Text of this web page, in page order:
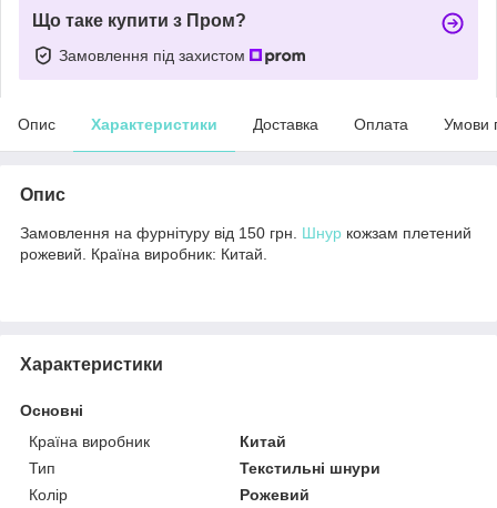
Що таке купити з Пром?
Замовлення під захистом
Опис Характеристики Доставка Оплата Умови
Опис
Замовлення на фурнітуру від 150 грн. Шнур кожзам плетений
рожевий. Країна виробник: Китай.
Характеристики
Основні
Країна виробник
Китай
Тип
Текстильні шнури
Колір
Рожевий